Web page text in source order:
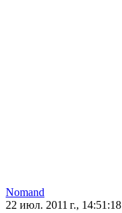
Nomand
22 июл. 2011 г., 14:51:18